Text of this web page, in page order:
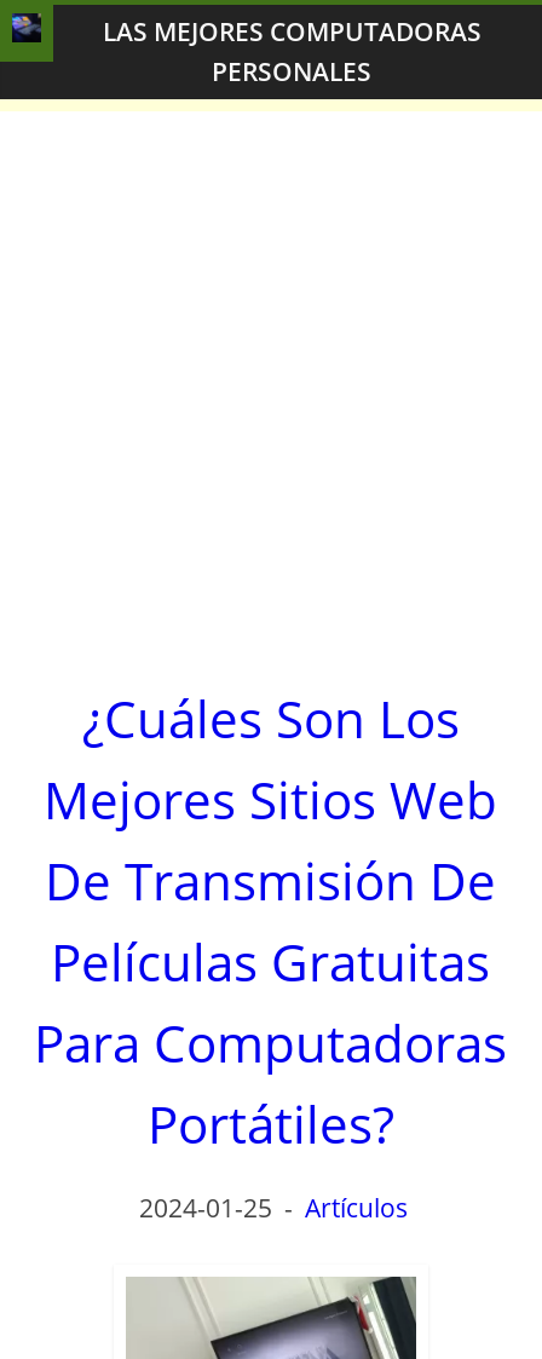
LAS MEJORES COMPUTADORAS
PERSONALES
¿Cuáles Son Los
Mejores Sitios Web
De Transmisión De
Películas Gratuitas
Para Computadoras
Portátiles?
2024-01-25 -Artículos